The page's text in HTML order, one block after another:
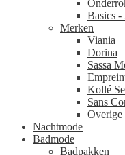
Basics -
Merken
Viania
Dorina
Sassa
Kollé
Sans
Overige
Nachtmode
Badmode
Badpakken